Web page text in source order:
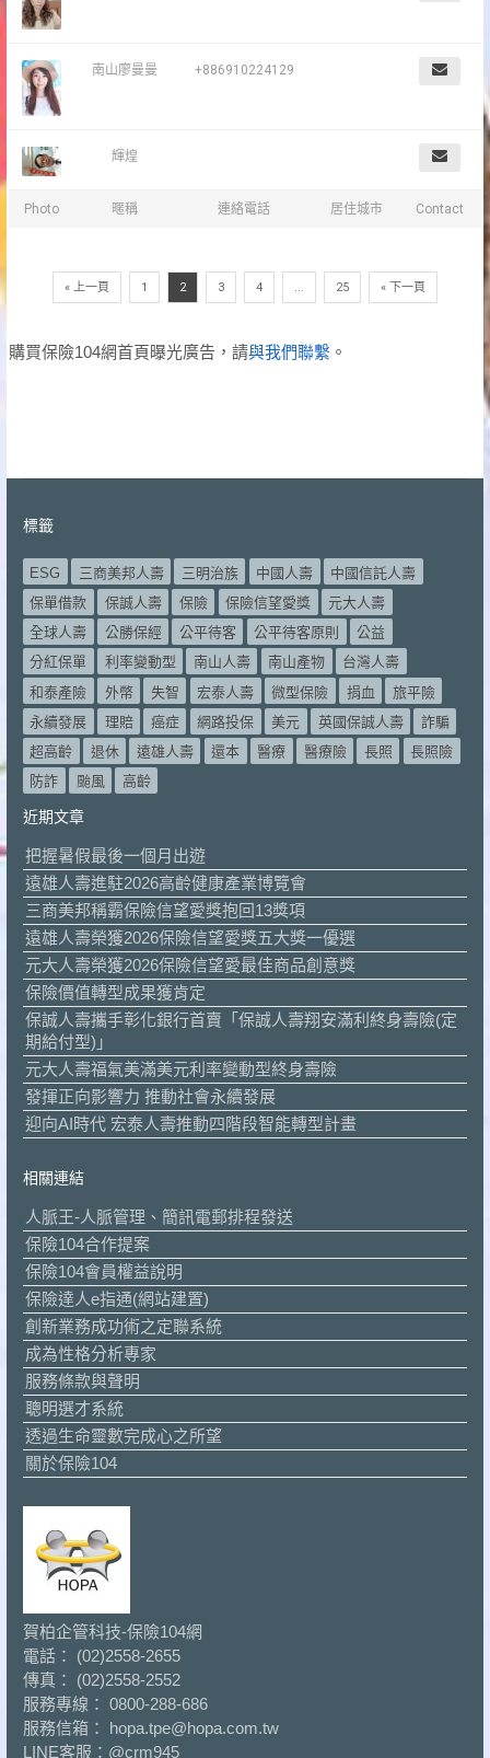
Photo 暱稱 連絡電話 居住城市 Contact
南山廖曼曼 +886910224129
輝煌
« 上一頁 1 2 3 4 ... 25 « 下一頁
購買保險104網首頁曝光廣告，請與我們聯繫。
標籤
ESG 三商美邦人壽 三明治族 中國人壽
中國信託人壽
保單借款
保誠人壽 保險 保險信望愛獎
元大人壽
全球人壽
公勝保經 公平待客 公平待客原則
公益
分紅保單
利率變動型 南山人壽 南山產物
台灣人壽
和泰產險
外幣 失智 宏泰人壽 微型保險 捐血
旅平險
永續發展
理賠 癌症 網路投保 美元 英國保誠人壽
詐騙
超高齡
退休 遠雄人壽 還本 醫療 醫療險 長照
長照險
防詐
颱風 高齡
近期文章
把握暑假最後一個月出遊
遠雄人壽進駐2026高齡健康產業博覽會
三商美邦稱霸保險信望愛獎抱回13獎項
遠雄人壽榮獲2026保險信望愛獎五大獎一優選
元大人壽榮獲2026保險信望愛最佳商品創意獎
保險價值轉型成果獲肯定
保誠人壽攜手彰化銀行首賣「保誠人壽翔安滿利終身壽險(定
期給付型)」
元大人壽福氣美滿美元利率變動型終身壽險
發揮正向影響力 推動社會永續發展
迎向AI時代 宏泰人壽推動四階段智能轉型計畫
相關連結
人脈王-人脈管理、簡訊電郵排程發送
保險104合作提案
保險104會員權益說明
保險達人e指通(網站建置)
創新業務成功術之定聯系統
成為性格分析專家
服務條款與聲明
聰明選才系統
透過生命靈數完成心之所望
關於保險104
賀柏企管科技-保險104網
電話： (02)2558-2655
傳真： (02)2558-2552
服務專線： 0800-288-686
服務信箱： hopa.tpe@hopa.com.tw
LINE客服： @crm945